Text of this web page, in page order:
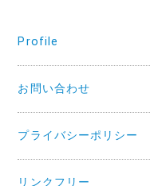
Profile
お問い合わせ
プライバシーポリシー
リンクフリー